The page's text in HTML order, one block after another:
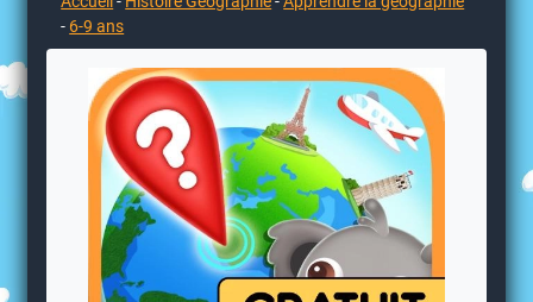
- 6-9 ans